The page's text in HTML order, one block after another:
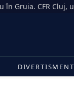
DIVERTISMENT